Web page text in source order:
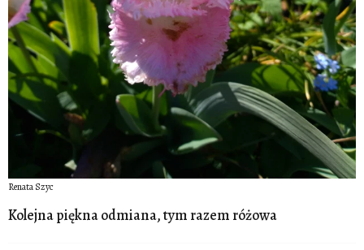
Renata Szyc
Kolejna piękna odmiana, tym razem różowa